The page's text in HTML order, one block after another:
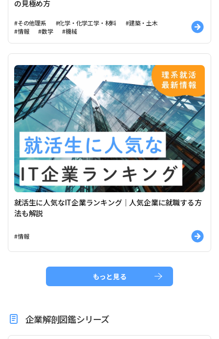
の見極め方
#その他理系 #化学・化学工学・材料
#建築・土木
#情報
#数学 #機械
就活生に人気なIT企業ランキング｜人気企業に就職する方
法も解説
#情報
もっと見る
企業解剖図鑑シリーズ